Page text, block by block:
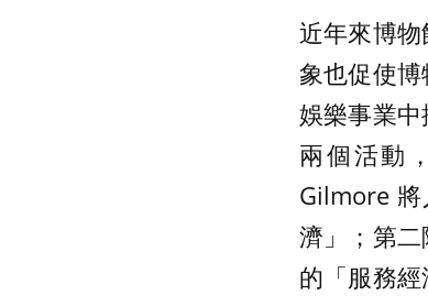
近年來博
象也促使
娛樂事業
兩個活動
Gilmore
濟」；第
的「服務